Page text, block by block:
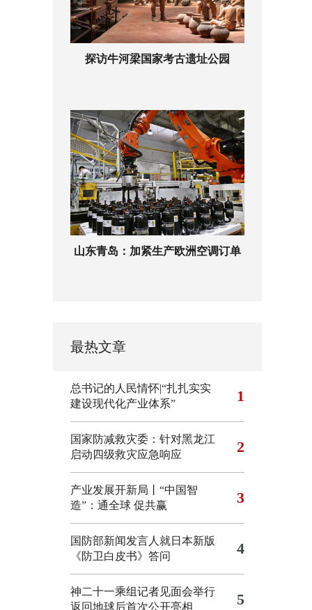
探访牛河梁国家考古遗址公园
山东青岛：加紧生产欧洲空调订单
最热文章
总书记的人民情怀|“扎扎实实
建设现代化产业体系”
1
国家防减救灾委：针对黑龙江
启动四级救灾应急响应
2
产业发展开新局丨“中国智
造”：通全球 促共赢
3
国防部新闻发言人就日本新版
《防卫白皮书》答问
4
神二十一乘组记者见面会举行
返回地球后首次公开亮相
5